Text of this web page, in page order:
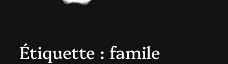
Étiquette : famile